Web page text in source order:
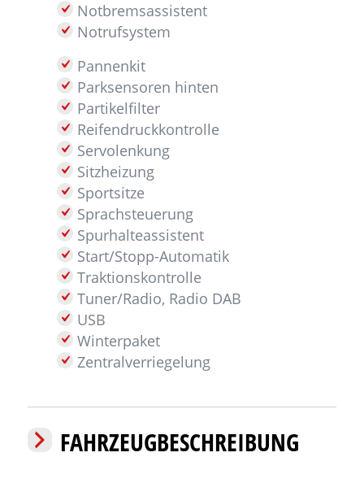
Notbremsassistent
Notrufsystem
Pannenkit
Parksensoren hinten
Partikelfilter
Reifendruckkontrolle
Servolenkung
Sitzheizung
Sportsitze
Sprachsteuerung
Spurhalteassistent
Start/Stopp-Automatik
Traktionskontrolle
Tuner/Radio, Radio DAB
USB
Winterpaket
Zentralverriegelung
FAHRZEUGBESCHREIBUNG